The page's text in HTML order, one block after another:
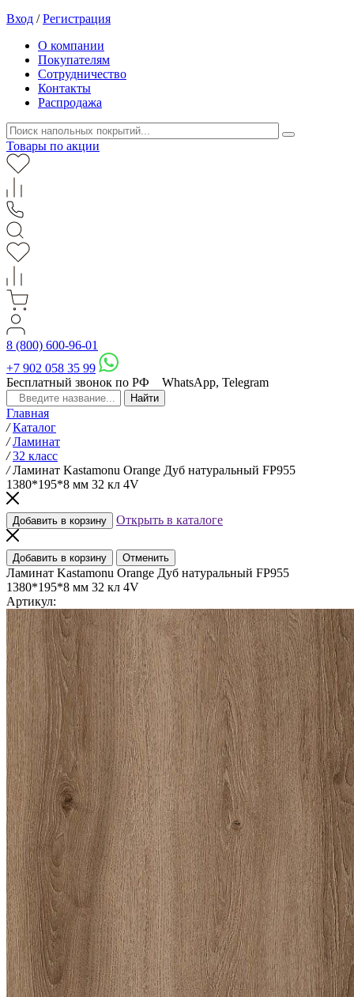
Вход /Регистрация
О компании
Покупателям
Сотрудничество
Контакты
Распродажа
Товары по акции
8 (800) 600-96-01
+7 902 058 35 99
Бесплатный звонок по РФ
WhatsApp, Telegram
Главная
/ Каталог
/ Ламинат
/ 32 класс
/ Ламинат Kastamonu Orange Дуб натуральный FP955
1380*195*8 мм 32 кл 4V
Добавить в корзину Открыть в каталоге
Добавить в корзину Отменить
Ламинат Kastamonu Orange Дуб натуральный FP955
1380*195*8 мм 32 кл 4V
Артикул: